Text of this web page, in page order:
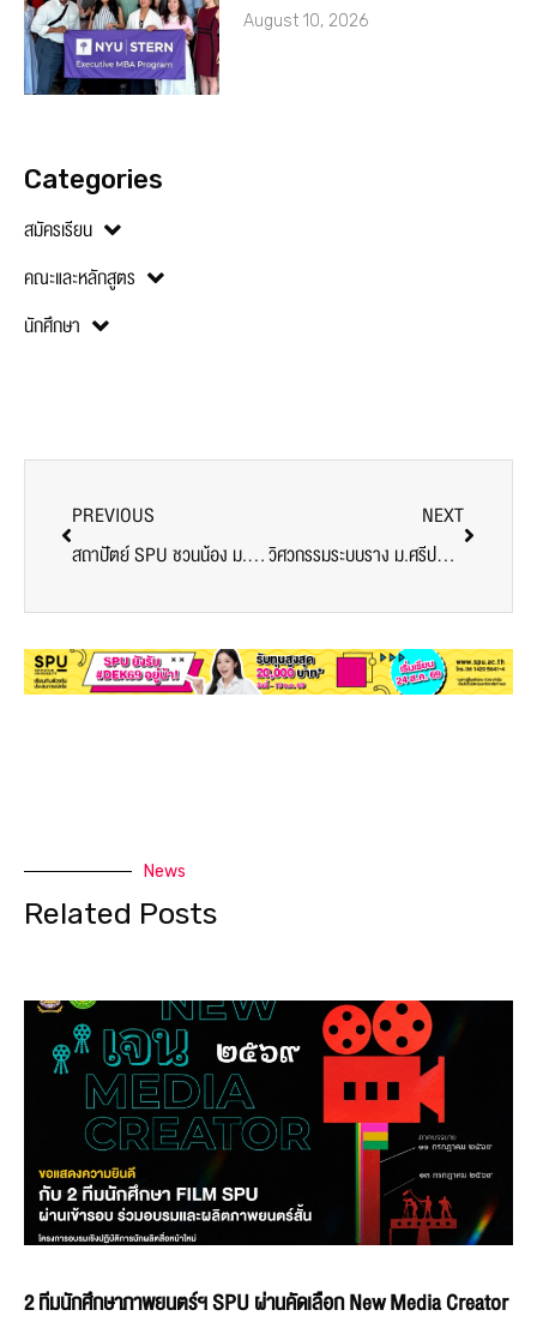
August 10, 2026
Categories
สมัครเรียน
คณะและหลักสูตร
นักศึกษา
PREVIOUS
สถาปัตย์ SPU ชวนน้อง ม.ปลาย ร่วมกิจกรรม SOA GATEWAY 2022 ชิงทุนการศึกษากว่า 800,000 บาท
NEXT
วิศวกรรมระบบราง ม.ศรีปทุม เข้าร่วมเปิดค่ายอาชีวศึกษาระบบขนส่งทางราง2565 ( 2022 VEC Railway Camp) ทางเลือกวิชาชีพ ตามนโยบายไทยแลนด์ 4.0
News
Related Posts
2 ทีมนักศึกษาภาพยนตร์ฯ SPU ผ่านคัดเลือก New Media Creator